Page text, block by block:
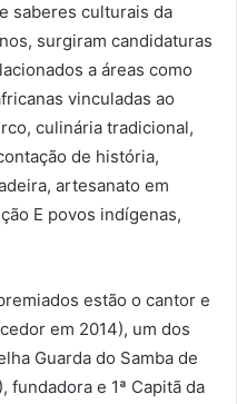
saberes culturais da
surgiram candidaturas
a áreas como
vinculadas ao
culinária tradicional,
de história,
artesanato em
E povos indígenas,
estão o cantor e
em 2014), um dos
Guarda do Samba de
fundadora e 1ª Capitã da